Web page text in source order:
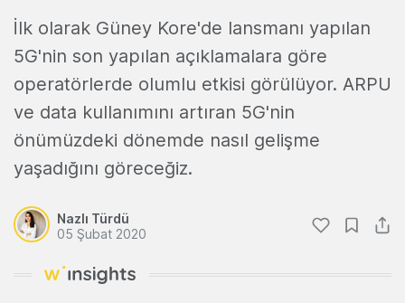
İlk olarak Güney Kore'de lansmanı yapılan
5G'nin son yapılan açıklamalara göre
operatörlerde olumlu etkisi görülüyor. ARPU
ve data kullanımını artıran 5G'nin
önümüzdeki dönemde nasıl gelişme
yaşadığını göreceğiz.
Nazlı Türdü
05 Şubat 2020